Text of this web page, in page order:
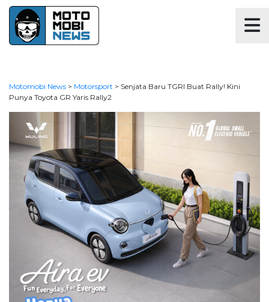
Motomobi News > Motorsport > Senjata Baru TGRI Buat Rally! Kini
Punya Toyota GR Yaris Rally2